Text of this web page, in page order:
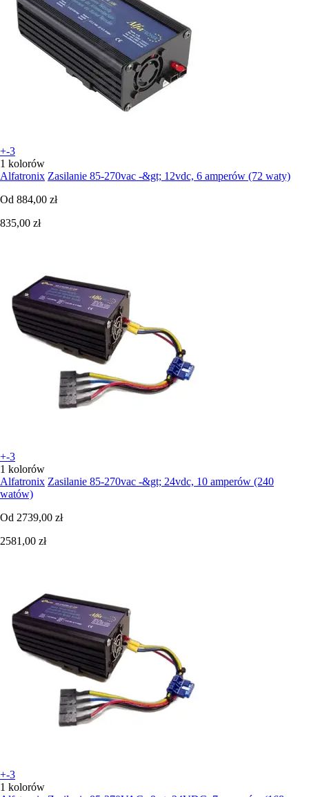
+-3
1 kolorów
Alfatronix Zasilanie 85-270vac -&gt; 12vdc, 6 amperów (72 waty)
Od 884,00 zł
835,00 zł
+-3
1 kolorów
Alfatronix Zasilanie 85-270vac -&gt; 24vdc, 10 amperów (240
watów)
Od 2739,00 zł
2581,00 zł
+-3
1 kolorów